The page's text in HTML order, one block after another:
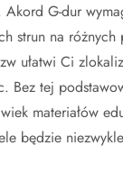
G-dur
strun na
ułatwi Ci
Bez tej
materiałów
będzie